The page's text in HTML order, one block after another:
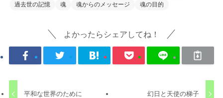
過去世の記憶
魂 魂からのメッセージ 魂の目的
よかったらシェアしてね！
平和な世界のために 幻日と天使の梯子